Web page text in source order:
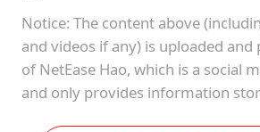
Notice: The content above
and videos if any) is uploaded and
of NetEase Hao, which is a social
and only provides information